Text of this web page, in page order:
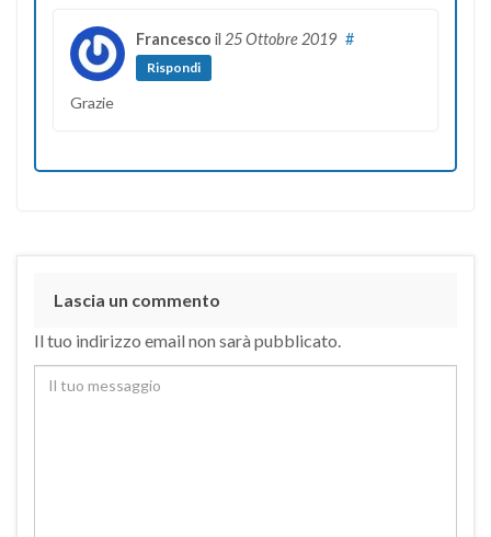
Francesco il 25 Ottobre 2019 #
Rispondi
Grazie
Lascia un commento
Il tuo indirizzo email non sarà pubblicato.